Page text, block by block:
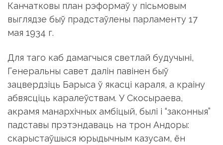
мая 1934 г.
Для таго каб дамагчыся светлай будучыні,
зацвердзіць Барыса ў якасці караля, а краіну
абвясціць каралеўствам. У Скосыраева,
акрамя манархічных амбіцый, былі і “законныя”
падставы прэтэндаваць на трон Андоры:
скарыстаўшыся юрыдычным казусам, ён
заручыўся лістом Жана Арлеанскага, герцага
дэ Гіза, у якім той перадаваў свае правы на